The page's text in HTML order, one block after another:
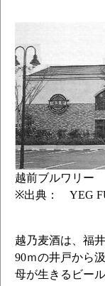
越前ブルワリー
※出典： YEG
越乃麦酒は、福
90ｍの井戸から
母が生きるビール